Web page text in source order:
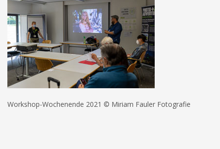
Workshop-Wochenende 2021 © Miriam Fauler Fotografie